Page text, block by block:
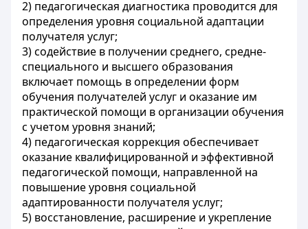
2) педагогическая диагностика проводится для
определения уровня социальной адаптации
получателя услуг;
3) содействие в получении среднего, средне-
специального и высшего образования
включает помощь в определении форм
обучения получателей услуг и оказание им
практической помощи в организации обучения
с учетом уровня знаний;
4) педагогическая коррекция обеспечивает
оказание квалифицированной и эффективной
педагогической помощи, направленной на
повышение уровня социальной
адаптированности получателя услуг;
5) восстановление, расширение и укрепление